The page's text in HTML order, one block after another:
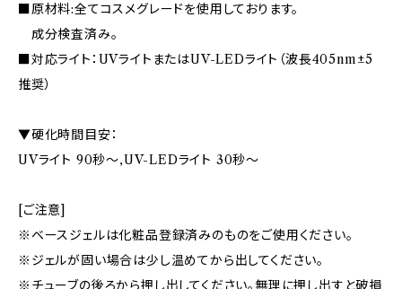
■原材料:全てコスメグレードを使用しております。
成分検査済み。
■対応ライト：UVライトまたはUV-LEDライト（波長405nm±5
推奨）
▼硬化時間目安：
UVライト 90秒〜,UV-LEDライト 30秒〜
[ご注意]
※ベースジェルは化粧品登録済みのものをご使用ください。
※ジェルが固い場合は少し温めてから出してください。
※チューブの後ろから押し出してください。無理に押し出すと破損